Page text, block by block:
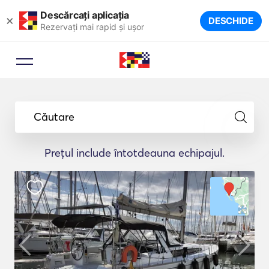
× Descărcați aplicația
Rezervați mai rapid și ușor DESCHIDE
Căutare
Prețul include întotdeauna echipajul.